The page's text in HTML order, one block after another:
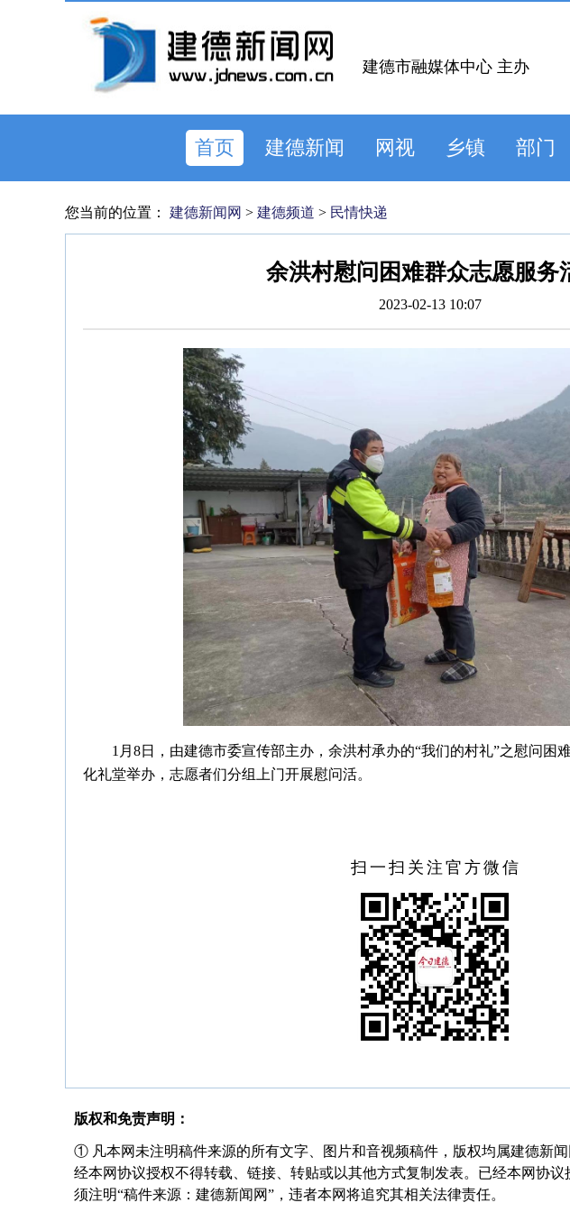
建德市融媒体中心 主办
首页 建德新闻 网视 乡镇 部门
您当前的位置： 建德新闻网 > 建德频道 > 民情快递
余洪村慰问困难群众志愿服务
2023-02-13 10:07
1月8日，由建德市委宣传部主办，余洪村承办的“我们的村礼”之慰问困
化礼堂举办，志愿者们分组上门开展慰问活。
扫一扫关注官方微信
版权和免责声明：
① 凡本网未注明稿件来源的所有文字、图片和音视频稿件，版权均属建德新
经本网协议授权不得转载、链接、转贴或以其他方式复制发表。已经本网协
须注明“稿件来源：建德新闻网”，违者本网将追究其相关法律责任。